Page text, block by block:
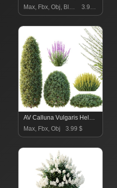
Max, Fbx, Obj, Blend
3.99 $
AV Calluna Vulgaris Helena Summer Broom Heather Garden Girls and Concinna Bonsai Pruned
Max, Fbx, Obj
3.99 $